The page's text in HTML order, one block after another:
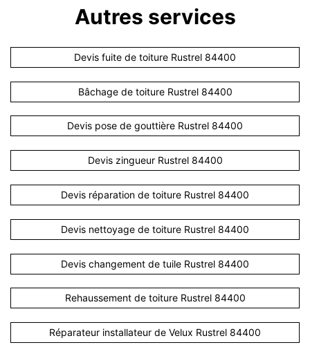
Autres services
Devis fuite de toiture Rustrel 84400
Bâchage de toiture Rustrel 84400
Devis pose de gouttière Rustrel 84400
Devis zingueur Rustrel 84400
Devis réparation de toiture Rustrel 84400
Devis nettoyage de toiture Rustrel 84400
Devis changement de tuile Rustrel 84400
Rehaussement de toiture Rustrel 84400
Réparateur installateur de Velux Rustrel 84400